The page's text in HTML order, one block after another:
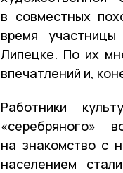
в совместных
время
Липецке. По их
впечатлений и,
Работники
«серебряного»
на знакомство с
населением